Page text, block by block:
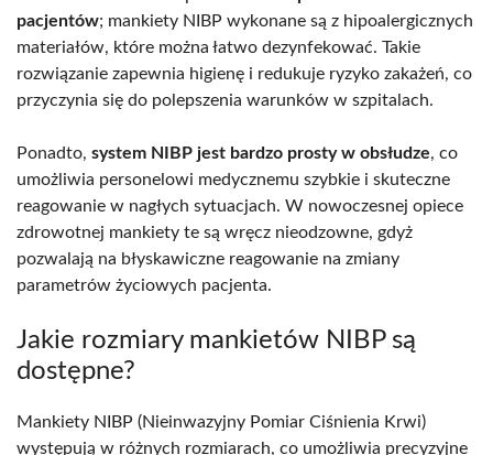
pacjentów; mankiety NIBP wykonane są z hipoalergicznych
materiałów, które można łatwo dezynfekować. Takie
rozwiązanie zapewnia higienę i redukuje ryzyko zakażeń, co
przyczynia się do polepszenia warunków w szpitalach.
Ponadto, system NIBP jest bardzo prosty w obsłudze, co
umożliwia personelowi medycznemu szybkie i skuteczne
reagowanie w nagłych sytuacjach. W nowoczesnej opiece
zdrowotnej mankiety te są wręcz nieodzowne, gdyż
pozwalają na błyskawiczne reagowanie na zmiany
parametrów życiowych pacjenta.
Jakie rozmiary mankietów NIBP są
dostępne?
Mankiety NIBP (Nieinwazyjny Pomiar Ciśnienia Krwi)
występują w różnych rozmiarach, co umożliwia precyzyjne